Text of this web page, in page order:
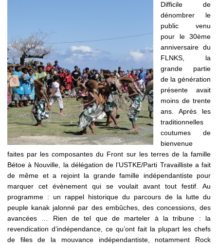
Difficile de
dénombrer le
public venu
pour le 30ème
anniversaire du
FLNKS, la
grande partie
de la génération
présente avait
moins de trente
ans. Après les
traditionnelles
coutumes de
bienvenue
faites par les composantes du Front sur les terres de la famille
Bétoe à Nouville, la délégation de l’USTKE/Parti Travailliste a fait
de même et a rejoint la grande famille indépendantiste pour
marquer cet évènement qui se voulait avant tout festif. Au
programme : un rappel historique du parcours de la lutte du
peuple kanak jalonné par des embûches, des concessions, des
avancées … Rien de tel que de marteler à la tribune : la
revendication d’indépendance, ce qu’ont fait la plupart les chefs
de files de la mouvance indépendantiste, notamment Rock